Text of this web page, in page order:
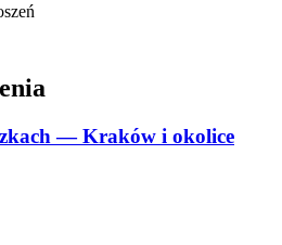
— Kraków i okolice